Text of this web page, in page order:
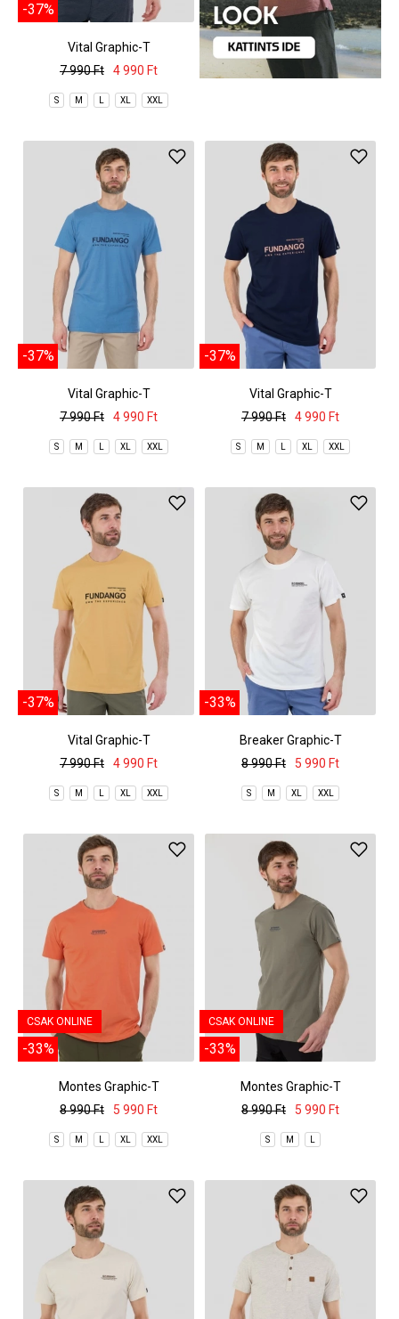
-37%
Vital Graphic-T
7 990 Ft
4 990 Ft
S M L XL XXL
-37%
Vital Graphic-T
7 990 Ft
4 990 Ft
S M L XL XXL
-37%
Vital Graphic-T
7 990 Ft
4 990 Ft
S M L XL XXL
-37%
Vital Graphic-T
7 990 Ft
4 990 Ft
S M L XL XXL
-33%
Breaker Graphic-T
8 990 Ft
5 990 Ft
S M XL XXL
CSAK ONLINE
-33%
Montes Graphic-T
8 990 Ft
5 990 Ft
S M L XL XXL
CSAK ONLINE
-33%
Montes Graphic-T
8 990 Ft
5 990 Ft
S M L